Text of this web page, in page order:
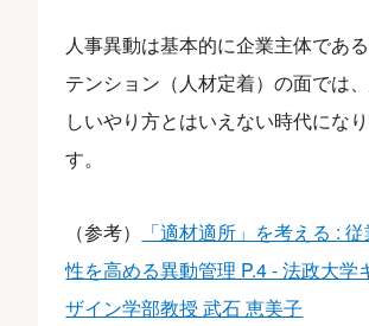
人事異動は基本的に企業主体であ
テンション（人材定着）の面では
しいやり方とはいえない時代にな
す。
（参考）
「適材適所」を考える :
性を高める異動管理 P.4 - 法政大学
ザイン学部教授 武石 恵美子